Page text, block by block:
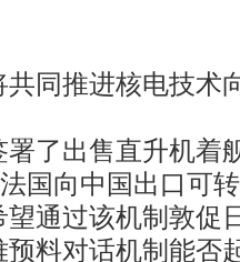
推进核电技术
出售直升机着
国向中国出口可
通过该机制敦促
料对话机制能否